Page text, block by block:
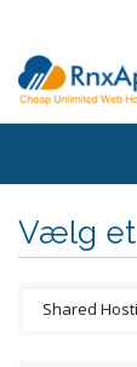
Vælg